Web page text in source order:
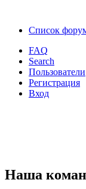
Список
FAQ
Search
Пользователи
Регистрация
Вход
Наша